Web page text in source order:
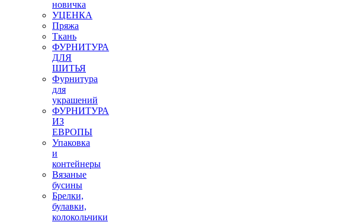
новичка
УЦЕНКА
Пряжа
Ткань
ФУРНИТУРА
ДЛЯ
ШИТЬЯ
Фурнитура
для
украшений
ФУРНИТУРА
ИЗ
ЕВРОПЫ
Упаковка
и
контейнеры
Вязаные
бусины
Брелки,
булавки,
колокольчики